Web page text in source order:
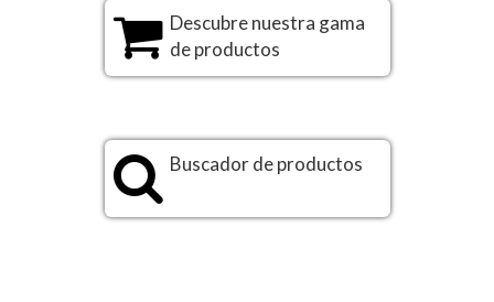
Descubre nuestra gama
de productos
Buscador de productos